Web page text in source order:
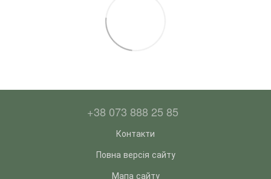
+38 073 888 25 85
Контакти
Повна версія сайту
Мапа сайту